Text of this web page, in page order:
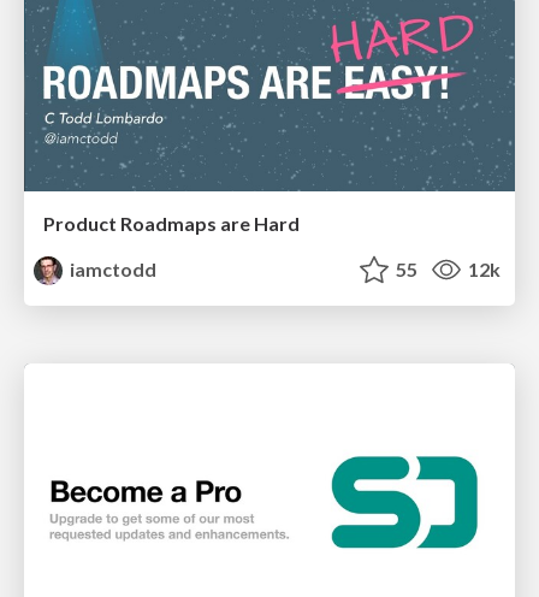
Product Roadmaps are Hard
iamctodd
55 12k